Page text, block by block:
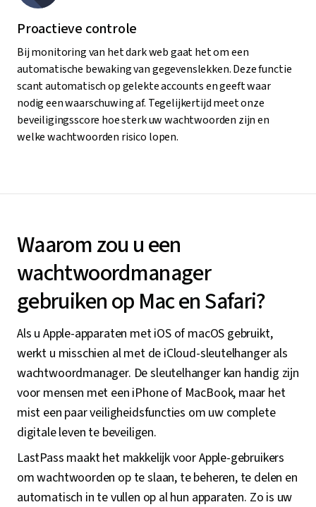
Proactieve controle
Bij monitoring van het dark web gaat het om een
automatische bewaking van gegevenslekken. Deze functie
scant automatisch op gelekte accounts en geeft waar
nodig een waarschuwing af. Tegelijkertijd meet onze
beveiligingsscore hoe sterk uw wachtwoorden zijn en
welke wachtwoorden risico lopen.
Waarom zou u een
wachtwoordmanager
gebruiken op Mac en Safari?
Als u Apple-apparaten met iOS of macOS gebruikt,
werkt u misschien al met de iCloud-sleutelhanger als
wachtwoordmanager. De sleutelhanger kan handig zijn
voor mensen met een iPhone of MacBook, maar het
mist een paar veiligheidsfuncties om uw complete
digitale leven te beveiligen.
LastPass maakt het makkelijk voor Apple-gebruikers
om wachtwoorden op te slaan, te beheren, te delen en
automatisch in te vullen op al hun apparaten. Zo is uw